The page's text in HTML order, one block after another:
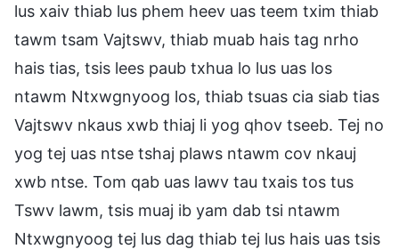
lus xaiv thiab lus phem heev uas teem txim thiab
tawm tsam Vajtswv, thiab muab hais tag nrho
hais tias, tsis lees paub txhua lo lus uas los
ntawm Ntxwgnyoog los, thiab tsuas cia siab tias
Vajtswv nkaus xwb thiaj li yog qhov tseeb. Tej no
yog tej uas ntse tshaj plaws ntawm cov nkauj
xwb ntse. Tom qab uas lawv tau txais tos tus
Tswv lawm, tsis muaj ib yam dab tsi ntawm
Ntxwgnyoog tej lus dag thiab tej lus hais uas tsis